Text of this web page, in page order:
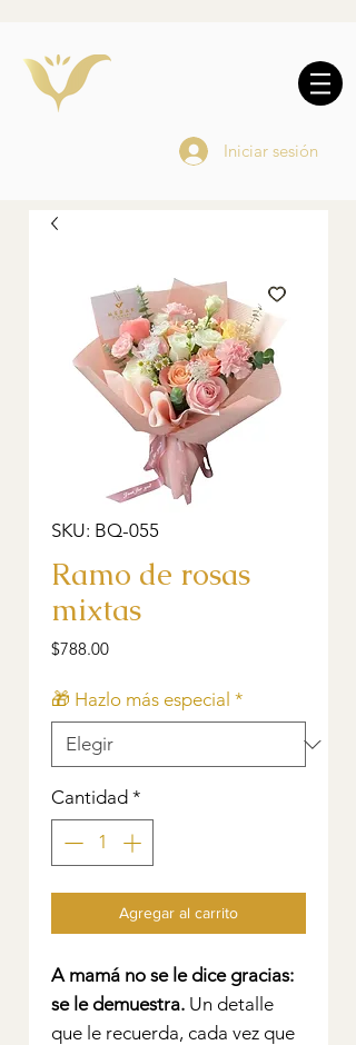
10% DE REGALO EN
ONLINE
Iniciar sesión
SKU: BQ-055
Ramo de rosas
mixtas
$788.00Precio
🎁 Hazlo más especial *
Cantidad *
Agregar al carrito
A mamá no se le dice gracias:
se le demuestra. Un detalle
que le recuerda, cada vez que